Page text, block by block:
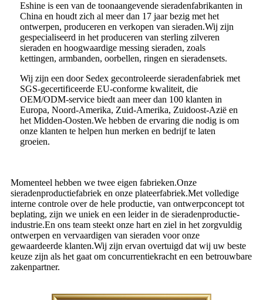
Eshine is een van de toonaangevende sieradenfabrikanten in
China en houdt zich al meer dan 17 jaar bezig met het
ontwerpen, produceren en verkopen van sieraden.Wij zijn
gespecialiseerd in het produceren van sterling zilveren
sieraden en hoogwaardige messing sieraden, zoals
kettingen, armbanden, oorbellen, ringen en sieradensets.
Wij zijn een door Sedex gecontroleerde sieradenfabriek met
SGS-gecertificeerde EU-conforme kwaliteit, die
OEM/ODM-service biedt aan meer dan 100 klanten in
Europa, Noord-Amerika, Zuid-Amerika, Zuidoost-Azië en
het Midden-Oosten.We hebben de ervaring die nodig is om
onze klanten te helpen hun merken en bedrijf te laten
groeien.
Momenteel hebben we twee eigen fabrieken.Onze
sieradenproductiefabriek en onze plateerfabriek.Met volledige
interne controle over de hele productie, van ontwerpconcept tot
beplating, zijn we uniek en een leider in de sieradenproductie-
industrie.En ons team steekt onze hart en ziel in het zorgvuldig
ontwerpen en vervaardigen van sieraden voor onze
gewaardeerde klanten.Wij zijn ervan overtuigd dat wij uw beste
keuze zijn als het gaat om concurrentiekracht en een betrouwbare
zakenpartner.